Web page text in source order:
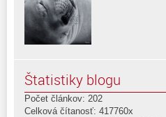
Štatistiky blogu
Počet článkov: 202
Celková čítanosť: 417760x